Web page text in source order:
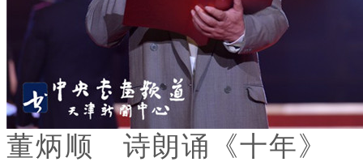
董炳顺 诗朗诵《十年》